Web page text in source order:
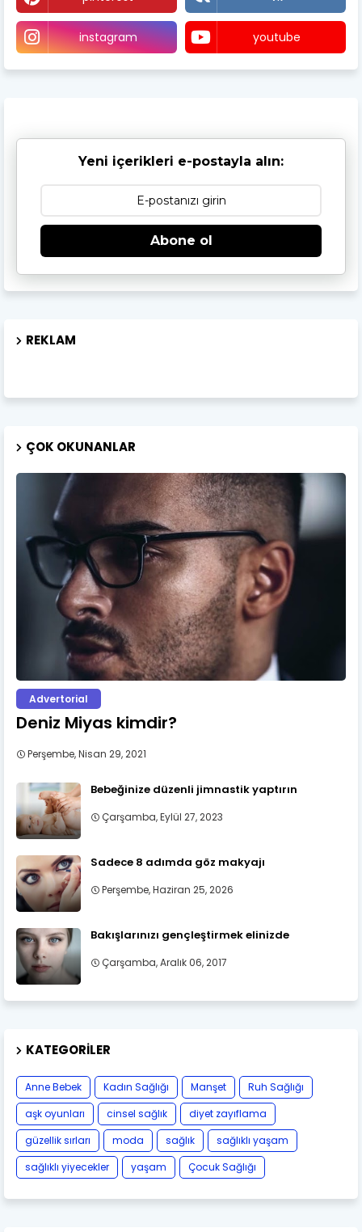
instagram youtube
Yeni içerikleri e-postayla alın:
Abone ol
REKLAM
ÇOK OKUNANLAR
Advertorial
Deniz Miyas kimdir?
Perşembe, Nisan 29, 2021
Bebeğinize düzenli jimnastik yaptırın
Çarşamba, Eylül 27, 2023
Sadece 8 adımda göz makyajı
Perşembe, Haziran 25, 2026
Bakışlarınızı gençleştirmek elinizde
Çarşamba, Aralık 06, 2017
KATEGORILER
Anne Bebek Kadın Sağlığı Manşet
Ruh Sağlığı
aşk oyunları
cinsel sağlık
diyet zayıflama
güzellik sırları
moda sağlık
sağlıklı yaşam
sağlıklı yiyecekler
yaşam Çocuk Sağlığı